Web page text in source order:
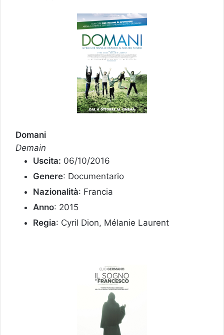
Domani
Demain
Uscita: 06/10/2016
Genere: Documentario
Nazionalità: Francia
Anno: 2015
Regia: Cyril Dion, Mélanie Laurent